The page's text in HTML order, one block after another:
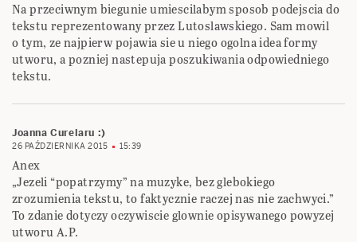
Na przeciwnym biegunie umiescilabym sposob podejscia do
tekstu reprezentowany przez Lutoslawskiego. Sam mowil
o tym, ze najpierw pojawia sie u niego ogolna idea formy
utworu, a pozniej nastepuja poszukiwania odpowiedniego
tekstu.
Joanna Curelaru :)
26 PAŹDZIERNIKA 2015 15:39
Anex
„Jezeli “popatrzymy” na muzyke, bez glebokiego
zrozumienia tekstu, to faktycznie raczej nas nie zachwyci.”
To zdanie dotyczy oczywiscie glownie opisywanego powyzej
utworu A.P.